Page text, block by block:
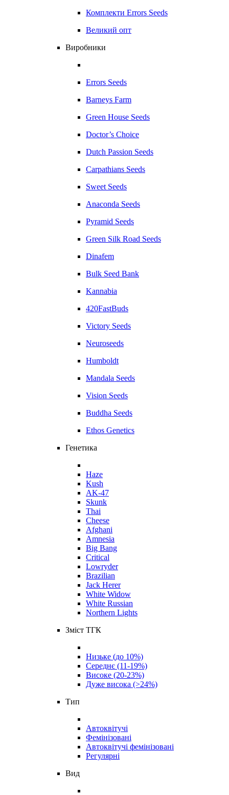
Комплекти Errors Seeds
Великий опт
Виробники
Errors Seeds
Barneys Farm
Green House Seeds
Doctor’s Choice
Dutch Passion Seeds
Carpathians Seeds
Sweet Seeds
Anaconda Seeds
Pyramid Seeds
Green Silk Road Seeds
Dinafem
Bulk Seed Bank
Kannabia
420FastBuds
Victory Seeds
Neuroseeds
Humboldt
Mandala Seeds
Vision Seeds
Buddha Seeds
Ethos Genetics
Генетика
Haze
Kush
AK-47
Skunk
Thai
Cheese
Afghani
Amnesia
Big Bang
Critical
Lowryder
Brazilian
Jack Herer
White Widow
White Russian
Northern Lights
Зміст ТГК
Низьке (до 10%)
Середнє (11-19%)
Високе (20-23%)
Дуже висока (>24%)
Тип
Автоквітучі
Фемінізовані
Автоквітучі фемінізовані
Регулярні
Вид